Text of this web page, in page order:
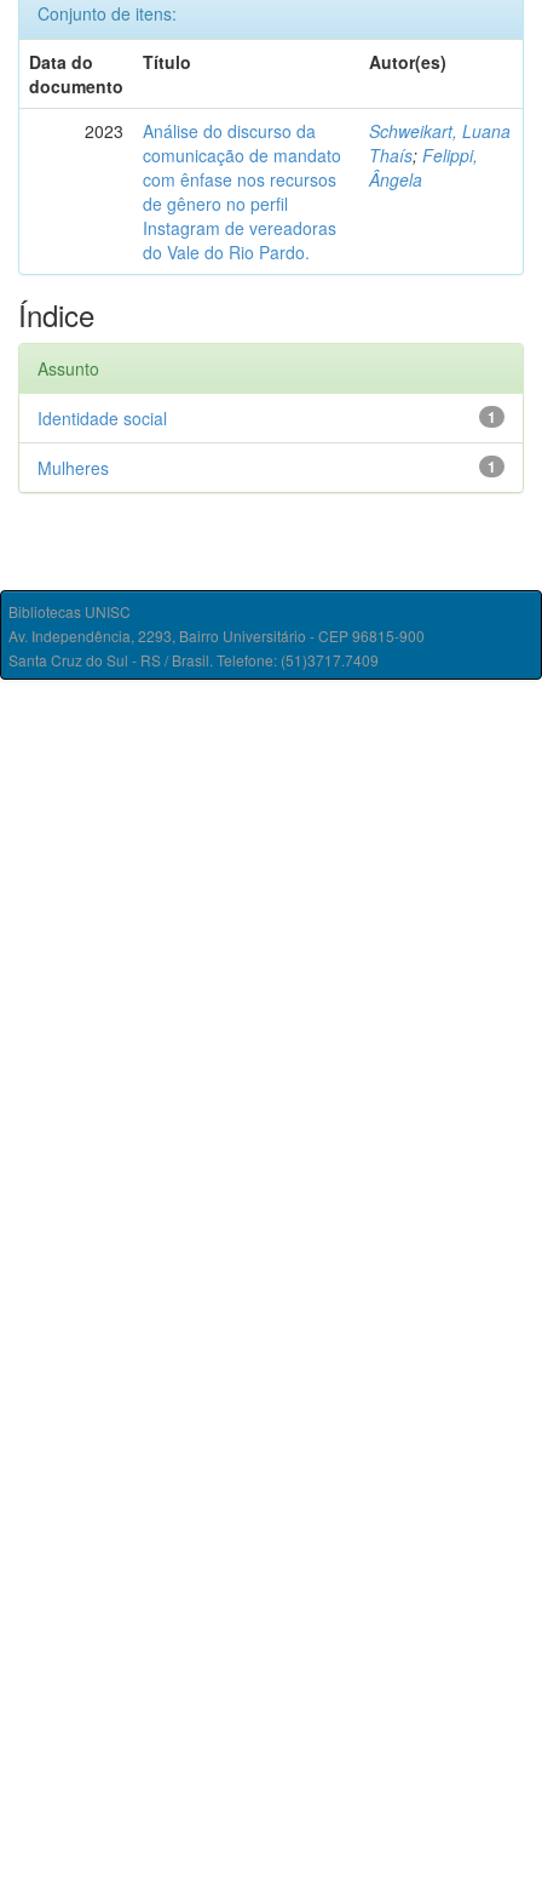
Conjunto de itens:
Data do
documento
Título Autor(es)
2023
Análise do discurso da
comunicação de mandato
com ênfase nos recursos
de gênero no perfil
Instagram de vereadoras
do Vale do Rio Pardo.
Schweikart, Luana
Thaís; Felippi,
Ângela
Índice
Assunto
1
Identidade social
1
Mulheres
Bibliotecas UNISC
Av. Independência, 2293, Bairro Universitário - CEP 96815-900
Santa Cruz do Sul - RS / Brasil. Telefone: (51)3717.7409